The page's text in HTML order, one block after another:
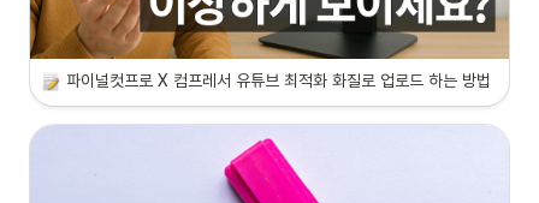
파이널컷프로 X 컴프레서 유튜브 최적화 화질로 업로드 하는 방법